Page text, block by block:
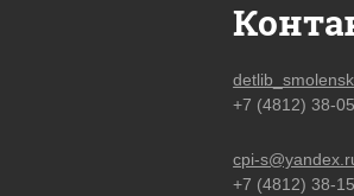
+7 (4812) 38-
cpi-
+7 (4812) 38-